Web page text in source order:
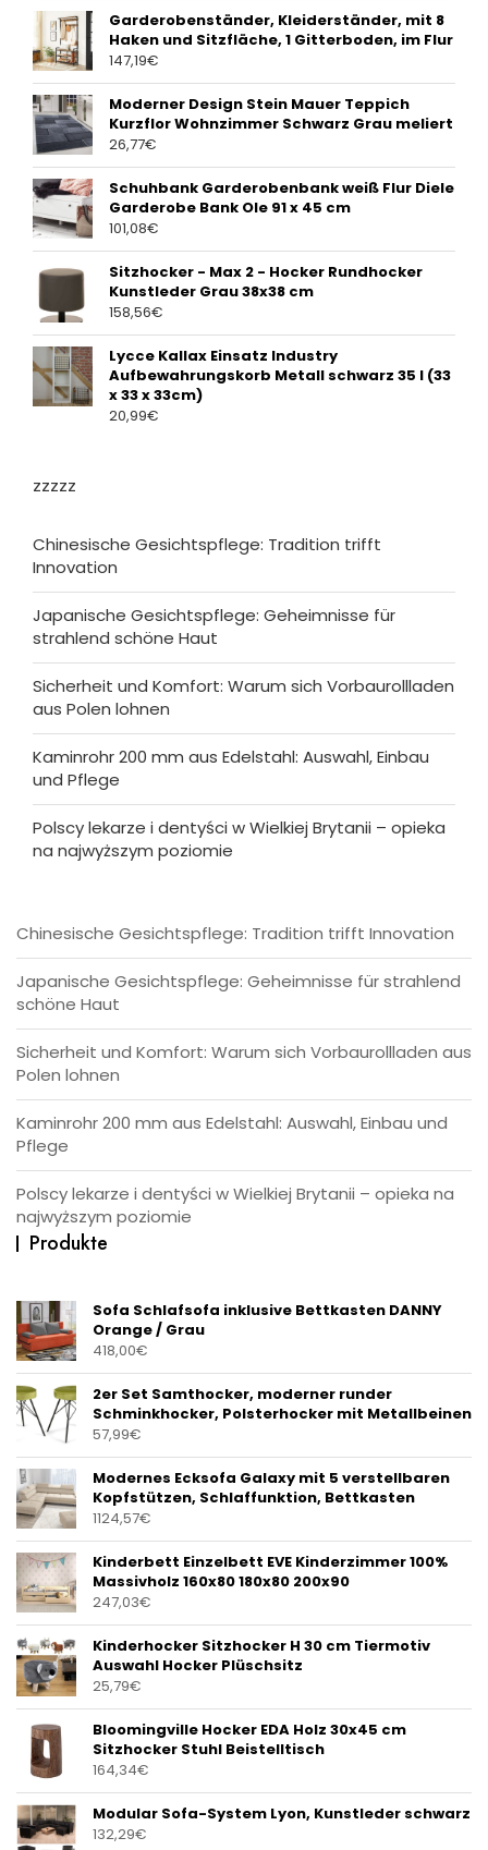
Garderobenständer, Kleiderständer, mit 8
Haken und Sitzfläche, 1 Gitterboden, im Flur
147,19€
Moderner Design Stein Mauer Teppich
Kurzflor Wohnzimmer Schwarz Grau meliert
26,77€
Schuhbank Garderobenbank weiß Flur Diele
Garderobe Bank Ole 91 x 45 cm
101,08€
Sitzhocker - Max 2 - Hocker Rundhocker
Kunstleder Grau 38x38 cm
158,56€
Lycce Kallax Einsatz Industry
Aufbewahrungskorb Metall schwarz 35 l (33
x 33 x 33cm)
20,99€
zzzzz
Chinesische Gesichtspflege: Tradition trifft
Innovation
Japanische Gesichtspflege: Geheimnisse für
strahlend schöne Haut
Sicherheit und Komfort: Warum sich Vorbaurollladen
aus Polen lohnen
Kaminrohr 200 mm aus Edelstahl: Auswahl, Einbau
und Pflege
Polscy lekarze i dentyści w Wielkiej Brytanii – opieka
na najwyższym poziomie
Chinesische Gesichtspflege: Tradition trifft Innovation
Japanische Gesichtspflege: Geheimnisse für strahlend
schöne Haut
Sicherheit und Komfort: Warum sich Vorbaurollladen aus
Polen lohnen
Kaminrohr 200 mm aus Edelstahl: Auswahl, Einbau und
Pflege
Polscy lekarze i dentyści w Wielkiej Brytanii – opieka na
najwyższym poziomie
Produkte
Sofa Schlafsofa inklusive Bettkasten DANNY
Orange / Grau
418,00€
2er Set Samthocker, moderner runder
Schminkhocker, Polsterhocker mit Metallbeinen
57,99€
Modernes Ecksofa Galaxy mit 5 verstellbaren
Kopfstützen, Schlaffunktion, Bettkasten
1124,57€
Kinderbett Einzelbett EVE Kinderzimmer 100%
Massivholz 160x80 180x80 200x90
247,03€
Kinderhocker Sitzhocker H 30 cm Tiermotiv
Auswahl Hocker Plüschsitz
25,79€
Bloomingville Hocker EDA Holz 30x45 cm
Sitzhocker Stuhl Beistelltisch
164,34€
Modular Sofa-System Lyon, Kunstleder schwarz
132,29€